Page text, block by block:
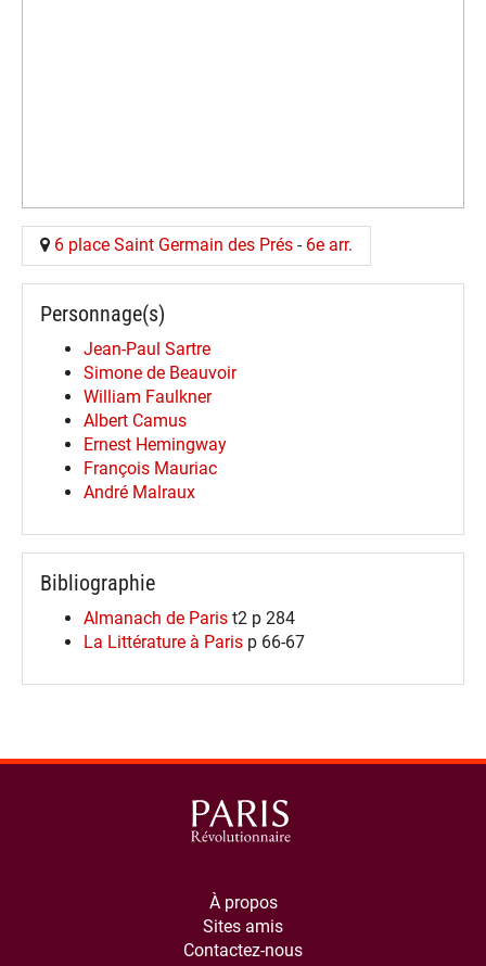
6 place Saint Germain des Prés - 6e arr.
Personnage(s)
Jean-Paul Sartre
Simone de Beauvoir
William Faulkner
Albert Camus
Ernest Hemingway
François Mauriac
André Malraux
Bibliographie
Almanach de Paris t2 p 284
La Littérature à Paris p 66-67
À propos
Sites amis
Contactez-nous